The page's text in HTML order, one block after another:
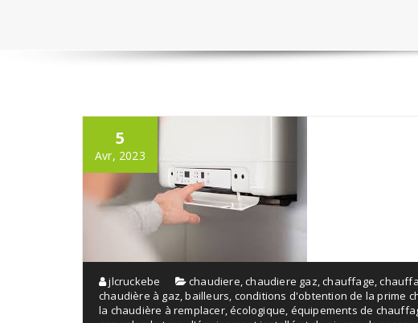
5
Avr, 2023
jlcruckebe chaudiere,chaudiere gaz,chauffage,
chaudière à gaz,bailleurs, conditions d'obtention de la prime
la chaudière à remplacer,écologique, équipements de